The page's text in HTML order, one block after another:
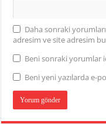
Daha sonraki
adresim ve site adresim
Beni sonraki yorumlar
Beni yeni yazılarda e-